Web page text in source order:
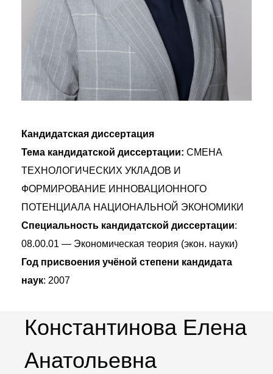
Кандидатская диссертация
Тема кандидатской диссертации: СМЕНА
ТЕХНОЛОГИЧЕСКИХ УКЛАДОВ И
ФОРМИРОВАНИЕ ИННОВАЦИОННОГО
ПОТЕНЦИАЛА НАЦИОНАЛЬНОЙ ЭКОНОМИКИ
Специальность кандидатской диссертации:
08.00.01 — Экономическая теория (экон. науки)
Год присвоения учёной степени кандидата
наук: 2007
Константинова Елена
Анатольевна